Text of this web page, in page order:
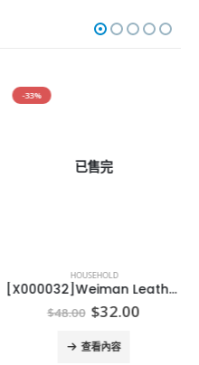
-33%
已售完
HOUSEHOLD
[X000032]Weiman Leather Wipes Weiman 皮革清潔專用濕巾 (1樽30片)
$48.00 Original
price
was:
$48.00.
$32.00Current
查看內容